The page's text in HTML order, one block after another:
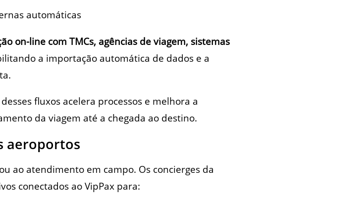
automáticas
on-line com TMCs, agências de viagem, sistemas
a importação automática de dados e a
fluxos acelera processos e melhora a
da viagem até a chegada ao destino.
aeroportos
ao atendimento em campo. Os concierges da
conectados ao VipPax para: